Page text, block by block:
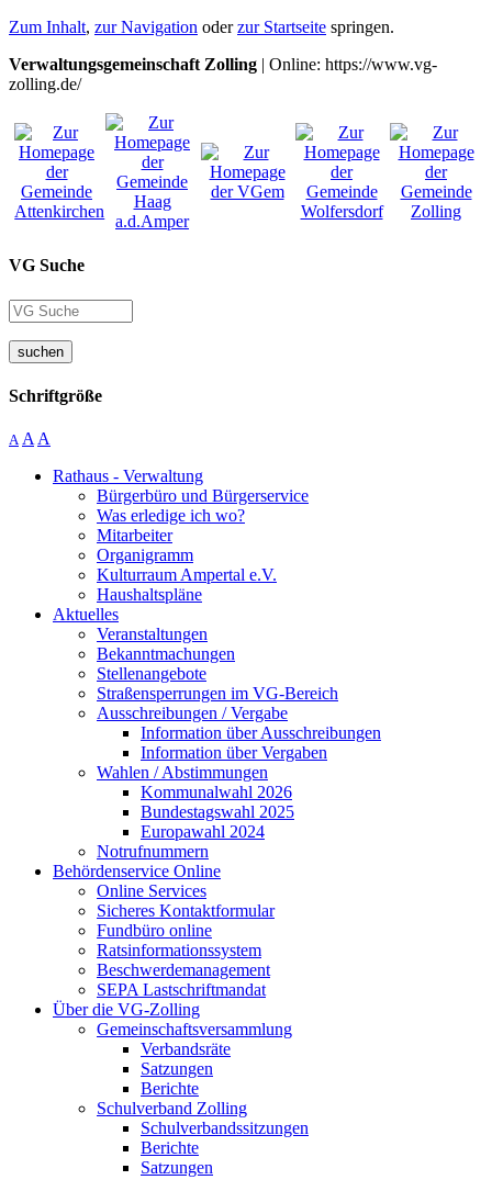
Zum Inhalt, zur Navigation oderzur Startseite springen.
Verwaltungsgemeinschaft Zolling | Online: https://www.vg-
zolling.de/
VG Suche
suchen
Schriftgröße
A A A
Rathaus - Verwaltung
Bürgerbüro und Bürgerservice
Was erledige ich wo?
Mitarbeiter
Organigramm
Kulturraum Ampertal e.V.
Haushaltspläne
Aktuelles
Veranstaltungen
Bekanntmachungen
Stellenangebote
Straßensperrungen im VG-Bereich
Ausschreibungen / Vergabe
Information über Ausschreibungen
Information über Vergaben
Wahlen / Abstimmungen
Kommunalwahl 2026
Bundestagswahl 2025
Europawahl 2024
Notrufnummern
Behördenservice Online
Online Services
Sicheres Kontaktformular
Fundbüro online
Ratsinformationssystem
Beschwerdemanagement
SEPA Lastschriftmandat
Über die VG-Zolling
Gemeinschaftsversammlung
Verbandsräte
Satzungen
Berichte
Schulverband Zolling
Schulverbandssitzungen
Berichte
Satzungen